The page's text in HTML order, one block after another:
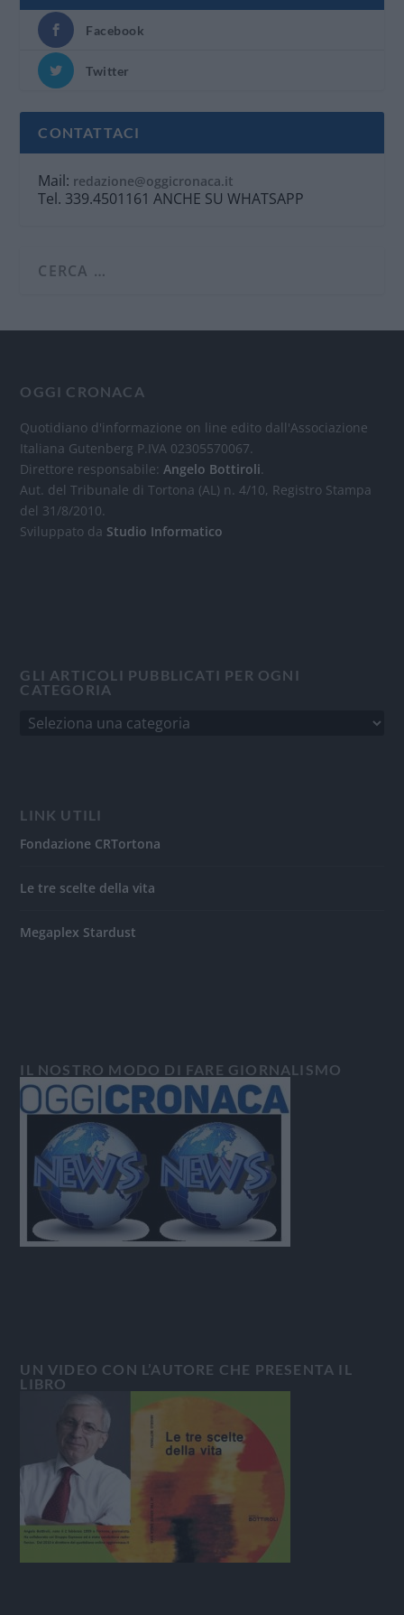
Facebook
Twitter
CONTATTACI
Mail: redazione@oggicronaca.it
Tel. 339.4501161 ANCHE SU WHATSAPP
OGGI CRONACA
Quotidiano d'informazione on line edito dall'Associazione
Italiana Gutenberg P.IVA 02305570067.
Direttore responsabile:Angelo Bottiroli.
Aut. del Tribunale di Tortona (AL) n. 4/10, Registro Stampa
del 31/8/2010.
Sviluppato da Studio Informatico
GLI ARTICOLI PUBBLICATI PER OGNI
CATEGORIA
LINK UTILI
Fondazione CRTortona
Le tre scelte della vita
Megaplex Stardust
IL NOSTRO MODO DI FARE GIORNALISMO
UN VIDEO CON L’AUTORE CHE PRESENTA IL
LIBRO